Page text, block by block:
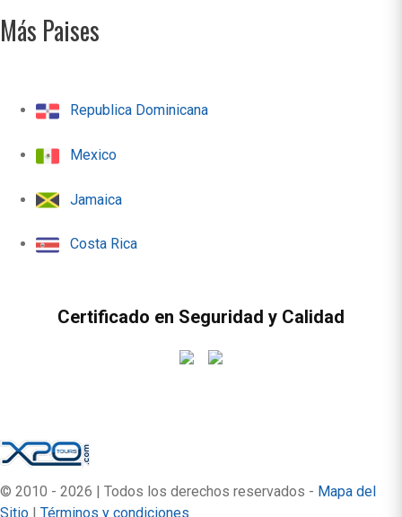
Más Paises
Republica Dominicana
Mexico
Jamaica
Costa Rica
Certificado en Seguridad y Calidad
© 2010 - 2026 | Todos los derechos reservados - Mapa del
Sitio | Términos y condiciones